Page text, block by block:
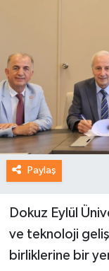
Paylaş
Dokuz Eylül
ve teknoloji
birliklerine bir